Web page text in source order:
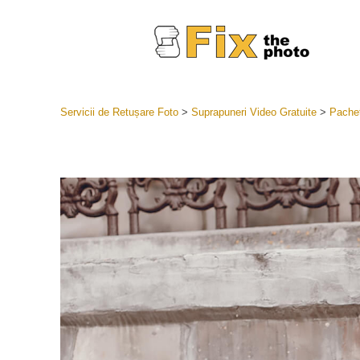
Servicii de
LR
Cea mai
Presets
Colecția
Servicii de Retușare Foto> Suprapuneri Video Gratuite>